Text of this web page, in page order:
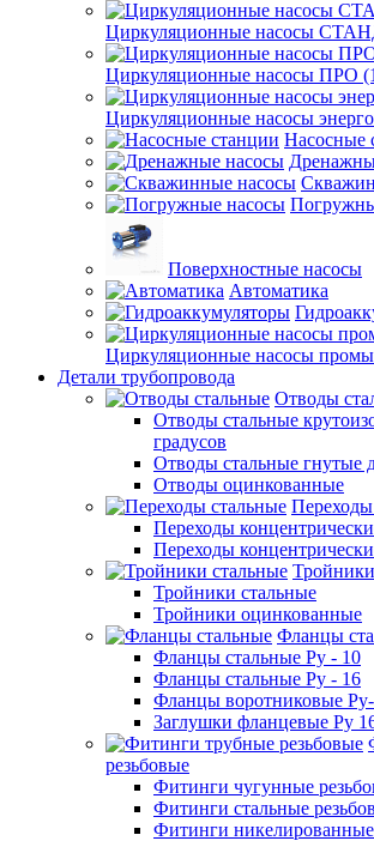
Циркуляционные насосы
Циркуляционные насосы ПРО
Циркуляционные насосы
Насосные
Поверхностные насосы
Автоматика
Циркуляционные насосы
Детали трубопровода
Отводы
Отводы стальные
градусов
Отводы стальные гнутые
Отводы оцинкованные
Переходы
Переходы
Тройники стальные
Тройники оцинкованные
Фланцы
Фланцы стальные Ру - 10
Фланцы стальные Ру - 16
Фланцы воротниковые
Заглушки фланцевые Ру
резьбовые
Фитинги чугунные
Фитинги стальные
Фитинги никелированные